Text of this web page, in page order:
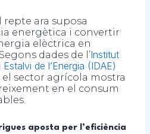
repte ara suposa
energètica i convertir
elèctrica en
dades de l’Institut
de l’Energia (IDAE)
el sector agrícola mostra
en el consum
aposta per l’eficiència